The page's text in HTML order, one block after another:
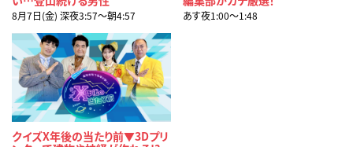
8月7日(金) 深夜3:57〜朝4:57 あす夜1:00〜1:48
クイズX年後の当たり前▼3Dプリ